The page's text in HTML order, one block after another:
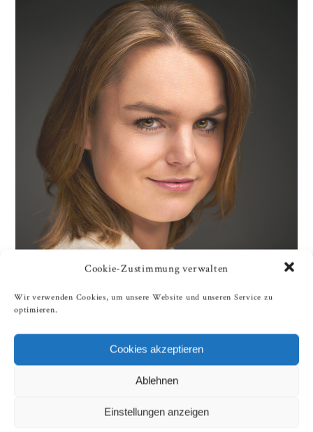
Cookie-Zustimmung verwalten
Wir verwenden Cookies, um unsere Website und unseren Service zu
optimieren.
Cookies akzeptieren
Ablehnen
Einstellungen anzeigen